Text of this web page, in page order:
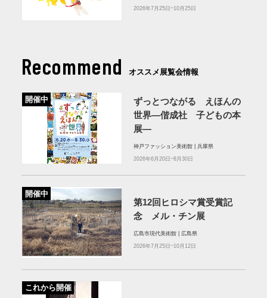
2026年7月25日~10月25日
Recommend オススメ展覧会情報
開催中
ずっとつながる えほんの
世界―偕成社 子どもの本
展―
神戸ファッション美術館 | 兵庫県
2026年6月20日~8月30日
開催中
第12回ヒロシマ賞受賞記
念 メル・チン展
広島市現代美術館 | 広島県
2026年7月25日~10月12日
これから開催